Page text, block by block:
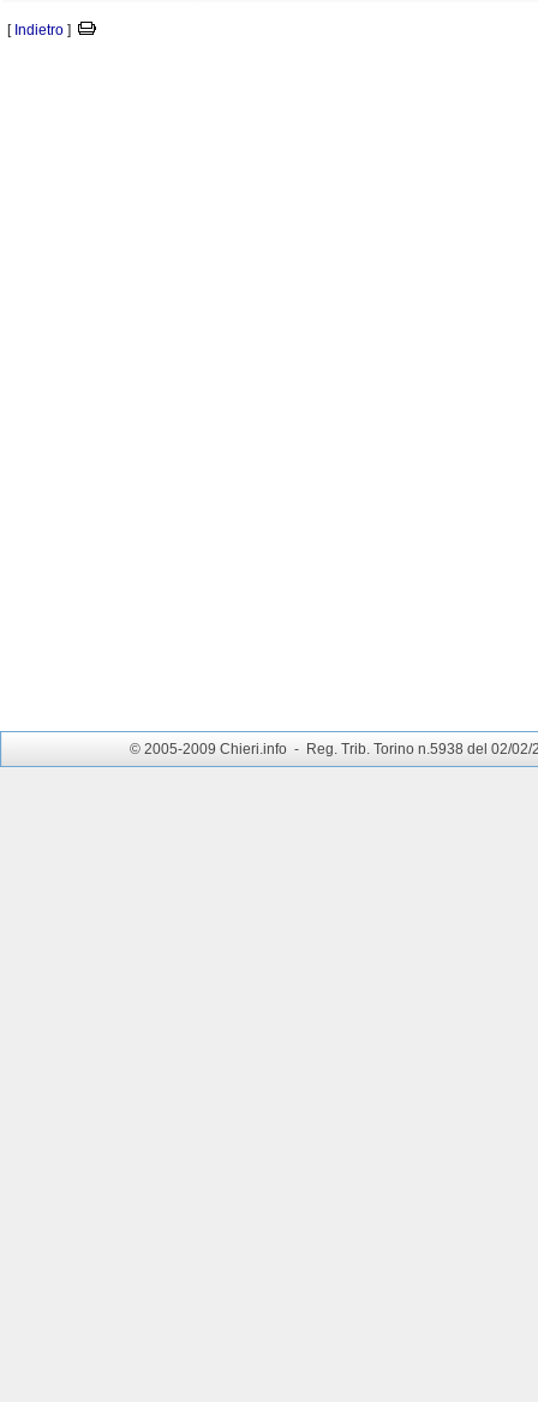
[ Indietro ]
© 2005-2009 Chieri.info - Reg. Trib. Torino n.5938 del 02/02/